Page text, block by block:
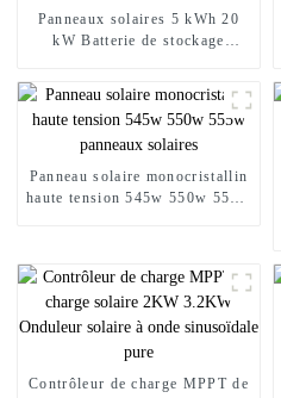
Panneaux solaires 5 kWh 20
kW Batterie de stockage
Panneau solaire monocristallin
haute tension 545w 550w 555w
Contrôleur de charge MPPT de